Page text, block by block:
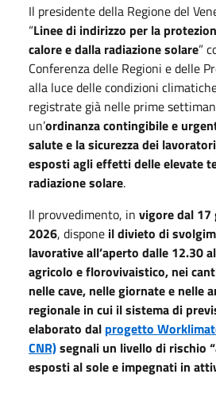
Il presidente della Regione del
“Linee di indirizzo per la
calore e dalla radiazione solare”
Conferenza delle Regioni e delle
alla luce delle condizioni
registrate già nelle prime
un’ordinanza contingibile e
salute e la sicurezza dei
esposti agli effetti delle elevate
radiazione solare.
Il provvedimento, in vigore dal
2026, dispone il divieto di
lavorative all’aperto dalle 12.30
agricolo e florovivaistico, nei
nelle cave, nelle giornate e nelle
regionale in cui il sistema di
elaborato dal progetto
CNR)segnali un livello di rischio
esposti al sole e impegnati in